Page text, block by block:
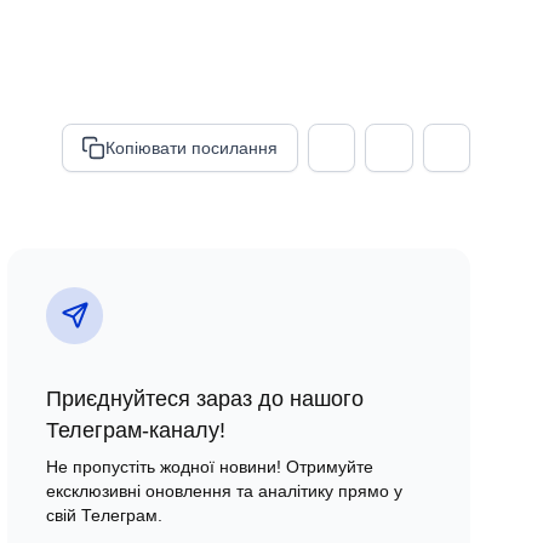
Копіювати посилання
Приєднуйтеся зараз до нашого
Телеграм-каналу!
Не пропустіть жодної новини! Отримуйте
ексклюзивні оновлення та аналітику прямо у
свій Телеграм.